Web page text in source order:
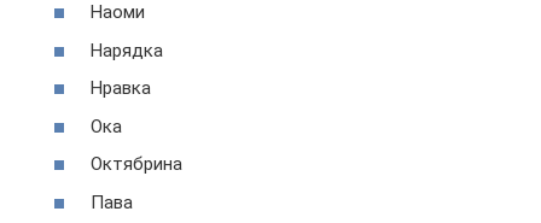
Наоми
Нарядка
Нравка
Ока
Октябрина
Пава